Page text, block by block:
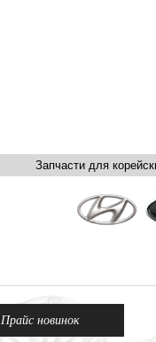
Прайс новинок